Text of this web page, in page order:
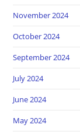
November 2024
October 2024
September 2024
July 2024
June 2024
May 2024